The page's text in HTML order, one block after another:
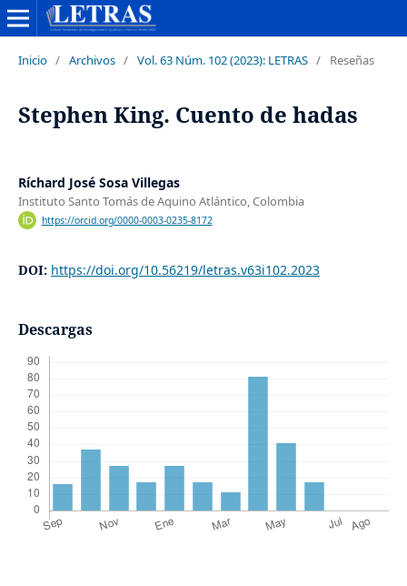
Inicio / Archivos / Vol. 63 Núm. 102 (2023): LETRAS / Reseñas
Stephen King. Cuento de hadas
Ríchard José Sosa Villegas
Instituto Santo Tomás de Aquino Atlántico, Colombia
https://orcid.org/0000-0003-0235-8172
DOI: https://doi.org/10.56219/letras.v63i102.2023
Descargas